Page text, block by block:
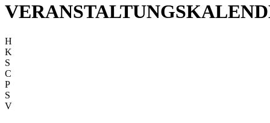
H
K
S
C
P
S
V